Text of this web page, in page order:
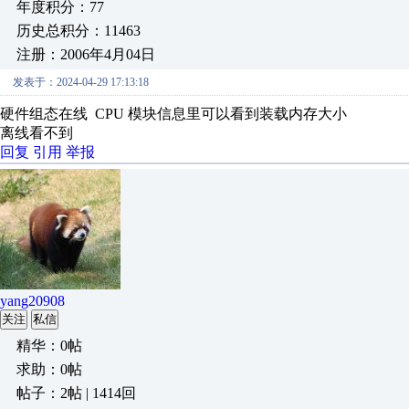
年度积分：77
历史总积分：11463
注册：2006年4月04日
发表于：2024-04-29 17:13:18
硬件组态在线 CPU 模块信息里可以看到装载内存大小
离线看不到
回复 引用 举报
yang20908
关注 私信
精华：0帖
求助：0帖
帖子：2帖 | 1414回